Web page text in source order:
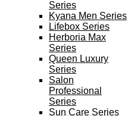
Series
Kyana Men Series
Lifebox Series
Herboria Max
Series
Queen Luxury
Series
Salon
Professional
Series
Sun Care Series